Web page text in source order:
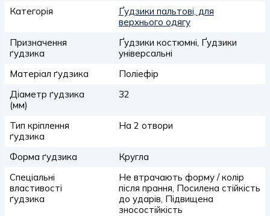
Категорія
Ґудзики пальтові, для
верхнього одягу
Призначення
ґудзика
Ґудзики костюмні, Ґудзики
універсальні
Матеріал ґудзика
Поліефір
Діаметр ґудзика
(мм)
32
Тип кріплення
ґудзика
На 2 отвори
Форма ґудзика
Кругла
Спеціальні
властивості
ґудзика
Не втрачають форму / колір
після прання, Посилена стійкість
до ударів, Підвищена
зносостійкість